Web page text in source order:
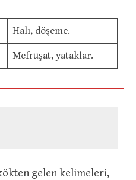
Halı, döşeme.
Mefruşat, yataklar.
gelen kelimeleri,